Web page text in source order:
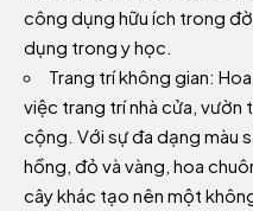
công dụng hữu ích trong
dụng trong y học.
Trang trí không gian:
việc trang trí nhà cửa,
cộng. Với sự đa dạng màu
hồng, đỏ và vàng, hoa
cây khác tạo nên một